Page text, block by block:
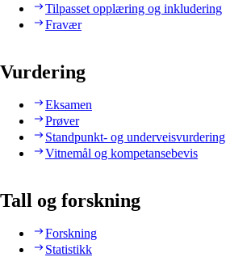
Tilpasset opplæring og inkludering
Fravær
Vurdering
Eksamen
Prøver
Standpunkt- og underveisvurdering
Vitnemål og kompetansebevis
Tall og forskning
Forskning
Statistikk